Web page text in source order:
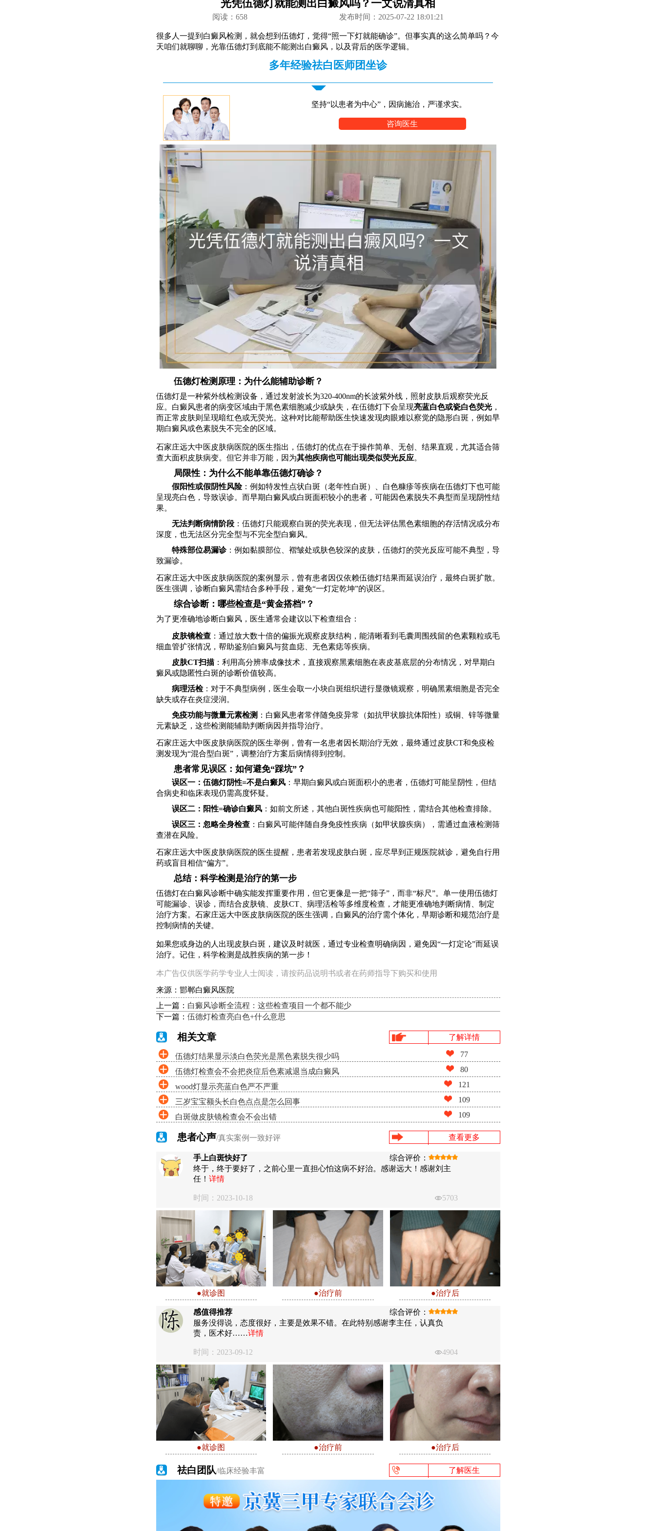
光凭伍德灯就能测出白癜风吗？一文说清真相
阅读： 658 发布时间：2025-07-22 18:01:21
很多人一提到白癜风检测，就会想到伍德灯，觉得“照一下灯就能确诊”。但事实真的这么简单吗？今
天咱们就聊聊，光靠伍德灯到底能不能测出白癜风，以及背后的医学逻辑。
多年经验祛白医师团坐诊
坚持“以患者为中心”，因病施治，严谨求实。
咨询医生
伍德灯检测原理：为什么能辅助诊断？
伍德灯是一种紫外线检测设备，通过发射波长为320-400nm的长波紫外线，照射皮肤后观察荧光反
应。白癜风患者的病变区域由于黑色素细胞减少或缺失，在伍德灯下会呈现亮蓝白色或瓷白色荧光，
而正常皮肤则呈现暗红色或无荧光。这种对比能帮助医生快速发现肉眼难以察觉的隐形白斑，例如早
期白癜风或色素脱失不完全的区域。
石家庄远大中医皮肤病医院的医生指出，伍德灯的优点在于操作简单、无创、结果直观，尤其适合筛
查大面积皮肤病变。但它并非万能，因为其他疾病也可能出现类似荧光反应。
局限性：为什么不能单靠伍德灯确诊？
假阳性或假阴性风险：例如特发性点状白斑（老年性白斑）、白色糠疹等疾病在伍德灯下也可能
呈现亮白色，导致误诊。而早期白癜风或白斑面积较小的患者，可能因色素脱失不典型而呈现阴性结
果。
无法判断病情阶段：伍德灯只能观察白斑的荧光表现，但无法评估黑色素细胞的存活情况或分布
深度，也无法区分完全型与不完全型白癜风。
特殊部位易漏诊：例如黏膜部位、褶皱处或肤色较深的皮肤，伍德灯的荧光反应可能不典型，导
致漏诊。
石家庄远大中医皮肤病医院的案例显示，曾有患者因仅依赖伍德灯结果而延误治疗，最终白斑扩散。
医生强调，诊断白癜风需结合多种手段，避免“一灯定乾坤”的误区。
综合诊断：哪些检查是“黄金搭档”？
为了更准确地诊断白癜风，医生通常会建议以下检查组合：
皮肤镜检查：通过放大数十倍的偏振光观察皮肤结构，能清晰看到毛囊周围残留的色素颗粒或毛
细血管扩张情况，帮助鉴别白癜风与贫血痣、无色素痣等疾病。
皮肤CT扫描：利用高分辨率成像技术，直接观察黑素细胞在表皮基底层的分布情况，对早期白
癜风或隐匿性白斑的诊断价值较高。
病理活检：对于不典型病例，医生会取一小块白斑组织进行显微镜观察，明确黑素细胞是否完全
缺失或存在炎症浸润。
免疫功能与微量元素检测 ：白癜风患者常伴随免疫异常（如抗甲状腺抗体阳性）或铜、锌等微量
元素缺乏，这些检测能辅助判断病因并指导治疗。
石家庄远大中医皮肤病医院的医生举例，曾有一名患者因长期治疗无效，最终通过皮肤CT和免疫检
测发现为“混合型白斑”，调整治疗方案后病情得到控制。
患者常见误区：如何避免“踩坑”？
误区一：伍德灯阴性=不是白癜风：早期白癜风或白斑面积小的患者，伍德灯可能呈阴性，但结
合病史和临床表现仍需高度怀疑。
误区二：阳性=确诊白癜风：如前文所述，其他白斑性疾病也可能阳性，需结合其他检查排除。
误区三：忽略全身检查：白癜风可能伴随自身免疫性疾病（如甲状腺疾病），需通过血液检测筛
查潜在风险。
石家庄远大中医皮肤病医院的医生提醒，患者若发现皮肤白斑，应尽早到正规医院就诊，避免自行用
药或盲目相信“偏方”。
总结：科学检测是治疗的第一步
伍德灯在白癜风诊断中确实能发挥重要作用，但它更像是一把“筛子”，而非“标尺”。单一使用伍德灯
可能漏诊、误诊，而结合皮肤镜、皮肤CT、病理活检等多维度检查，才能更准确地判断病情、制定
治疗方案。石家庄远大中医皮肤病医院的医生强调，白癜风的治疗需个体化，早期诊断和规范治疗是
控制病情的关键。
如果您或身边的人出现皮肤白斑，建议及时就医，通过专业检查明确病因，避免因“一灯定论”而延误
治疗。记住，科学检测是战胜疾病的第一步！
本广告仅供医学药学专业人士阅读，请按药品说明书或者在药师指导下购买和使用
来源：邯郸白癜风医院
上一篇： 白癜风诊断全流程：这些检查项目一个都不能少
下一篇： 伍德灯检查亮白色+什么意思
相关文章 了解详情
伍德灯结果显示淡白色荧光是黑色素脱失很少吗 77
伍德灯检查会不会把炎症后色素减退当成白癜风 80
wood灯显示亮蓝白色严不严重 121
三岁宝宝额头长白色点点是怎么回事 109
白斑做皮肤镜检查会不会出错 109
患者心声/真实案例一致好评 查看更多
手上白斑快好了
综合评价：
终于，终于要好了，之前心里一直担心怕这病不好治。感谢远大！感谢刘主
任！ 详情
时间：2023-10-18 5703
●就诊图 ●治疗前 ●治疗后
感值得推荐
综合评价：
服务没得说，态度很好，主要是效果不错。在此特别感谢李主任，认真负
责，医术好……详情
时间：2023-09-12 4904
●就诊图 ●治疗前 ●治疗后
祛白团队/临床经验丰富 了解医生